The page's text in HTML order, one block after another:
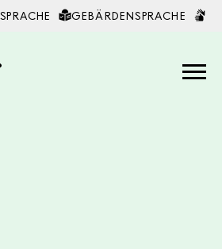
GEBÄRDENSPRACHE